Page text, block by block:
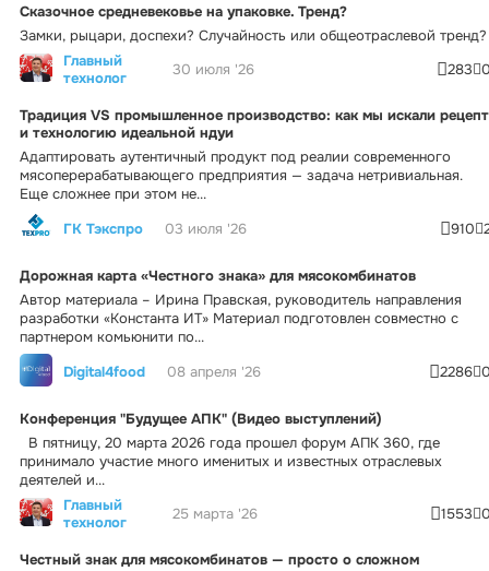
Сказочное средневековье на упаковке. Тренд?
Замки, рыцари, доспехи? Случайность или общеотраслевой тренд?
Главный
технолог
30 июля '26 283
Традиция VS промышленное производство: как мы искали рецепт
и технологию идеальной ндуи
Адаптировать аутентичный продукт под реалии современного
мясоперерабатывающего предприятия — задача нетривиальная.
Еще сложнее при этом не...
ГК Тэкспро
03 июля '26 910
Дорожная карта «Честного знака» для мясокомбинатов
Автор материала – Ирина Правская, руководитель направления
разработки «Константа ИТ» Материал подготовлен совместно с
партнером комьюнити по...
Digital4food
08 апреля '26 2286
Конференция "Будущее АПК" (Видео выступлений)
В пятницу, 20 марта 2026 года прошел форум АПК 360, где
принимало участие много именитых и известных отраслевых
деятелей и...
Главный
технолог
25 марта '26 1553
Честный знак для мясокомбинатов — просто о сложном